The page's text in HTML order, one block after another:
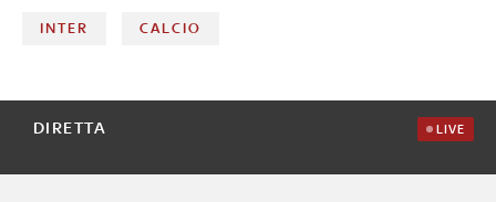
INTER CALCIO
DIRETTA LIVE